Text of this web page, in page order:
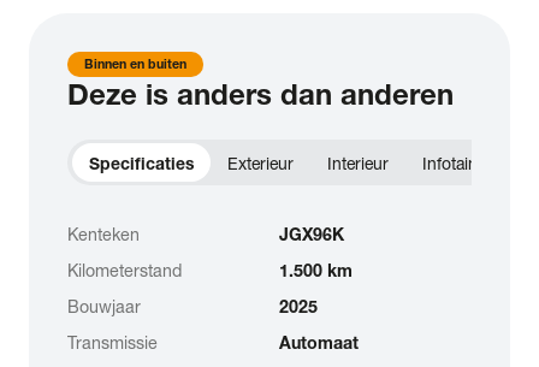
Binnen en buiten
Deze is anders dan anderen
Specificaties Exterieur Interieur Infotainment
Kenteken
JGX96K
Kilometerstand
1.500 km
Bouwjaar
2025
Transmissie
Automaat